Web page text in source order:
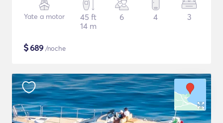
Yate a motor
45 ft
14 m
6 4 3
$689 /noche